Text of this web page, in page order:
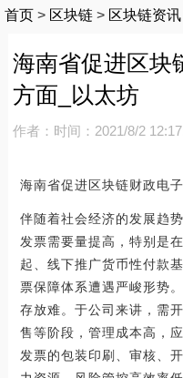
首页 > 区块链 > 区块链资讯
海南省促进区块
方面_以太坊
作者： 时间：2021/8/2
海南省促进区块链财政电
伴随着社会经济的发展趋
发票需要量提高，特别是
起、线下推广货币性付款
票保障体系遭遇严峻形势
存放难。于公司来讲，需
售等阶段，管理成本高，
发票的包装印刷、审核、